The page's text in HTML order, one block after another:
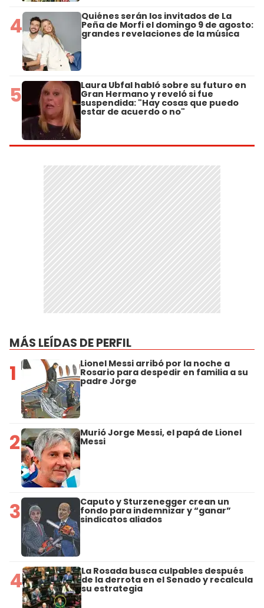
4 Quiénes serán los invitados de La
Peña de Morfi el domingo 9 de agosto:
grandes revelaciones de la música
5 Laura Ubfal habló sobre su futuro en
Gran Hermano y reveló si fue
suspendida: "Hay cosas que puedo
estar de acuerdo o no"
MÁS LEÍDAS DE PERFIL
1 Lionel Messi arribó por la noche a
Rosario para despedir en familia a su
padre Jorge
2 Murió Jorge Messi, el papá de Lionel
Messi
3 Caputo y Sturzenegger crean un
fondo para indemnizar y “ganar”
sindicatos aliados
4 La Rosada busca culpables después
de la derrota en el Senado y recalcula
su estrategia